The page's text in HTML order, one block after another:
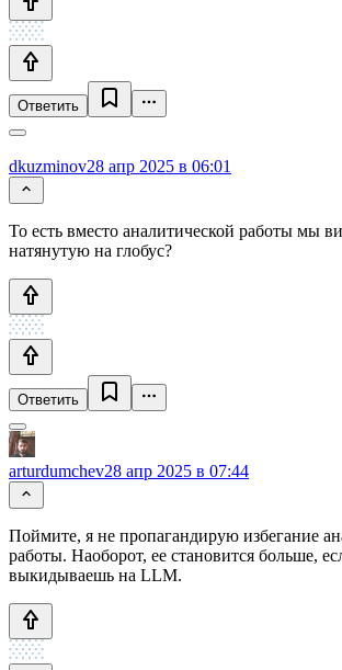
Ответить
dkuzminov28 апр 2025 в 06:01
То есть вместо аналитической работы мы
натянутую на глобус?
Ответить
arturdumchev28 апр 2025 в 07:44
Поймите, я не пропагандирую избегание
работы. Наоборот, ее становится больше,
выкидываешь на LLM.